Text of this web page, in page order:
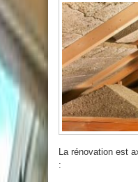
La rénovation est
: